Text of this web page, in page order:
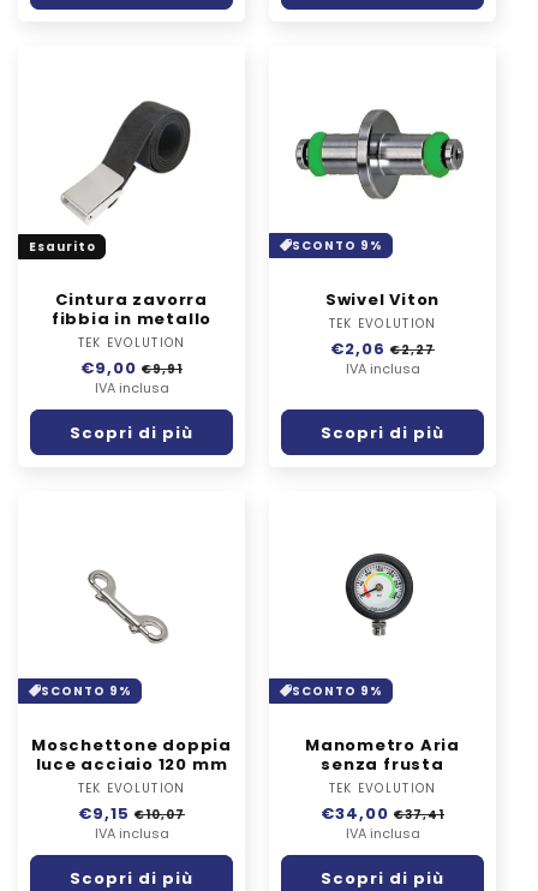
Esaurito
Cintura zavorra
fibbia in metallo
Fornitore:
TEK EVOLUTION
Prezzo
di
listino
€9,00 Prezzo
scontato
€9,91
IVA inclusa
Scopri di più
SCONTO 9%
Swivel Viton
Fornitore:
TEK EVOLUTION
Prezzo
€2,06 Prezzo
scontato
€2,27
IVA inclusa
Scopri di più
SCONTO 9%
Moschettone doppia
luce acciaio 120 mm
Fornitore:
TEK EVOLUTION
Prezzo
listino
€9,15 Prezzo
scontato
€10,07
IVA inclusa
Scopri di più
SCONTO 9%
Manometro Aria
senza frusta
Fornitore:
TEK EVOLUTION
Prezzo
listino
€34,00 Prezzo
scontato
€37,41
IVA inclusa
Scopri di più